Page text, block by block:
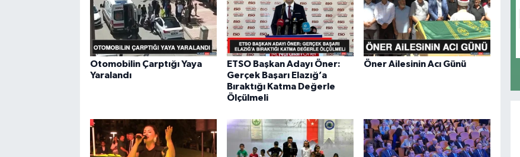
Otomobilin Çarptığı Yaya
Yaralandı
ETSO Başkan Adayı Öner:
Gerçek Başarı Elazığ’a
Bıraktığı Katma Değerle
Ölçülmeli
Öner Ailesinin Acı Günü